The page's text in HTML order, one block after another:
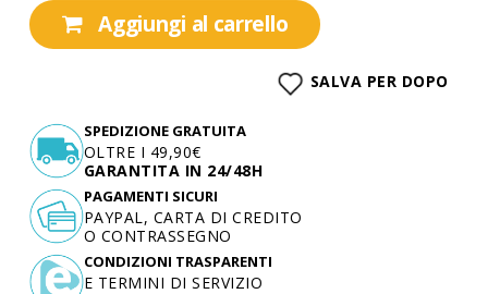
Aggiungi al carrello
SALVA PER DOPO
SPEDIZIONE GRATUITA
OLTRE I 49,90€
GARANTITA IN 24/48H
PAGAMENTI SICURI
PAYPAL, CARTA DI CREDITO
O CONTRASSEGNO
CONDIZIONI TRASPARENTI
E TERMINI DI SERVIZIO